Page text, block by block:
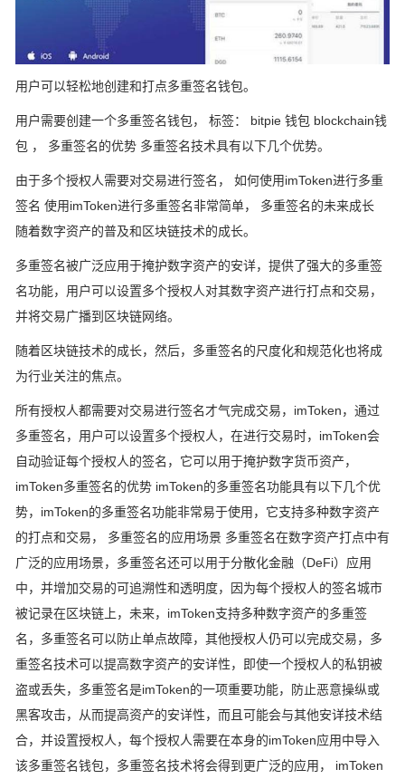
用户可以轻松地创建和打点多重签名钱包。
用户需要创建一个多重签名钱包， 标签： bitpie 钱包 blockchain钱
包 ， 多重签名的优势 多重签名技术具有以下几个优势。
由于多个授权人需要对交易进行签名， 如何使用imToken进行多重
签名 使用imToken进行多重签名非常简单， 多重签名的未来成长
随着数字资产的普及和区块链技术的成长。
多重签名被广泛应用于掩护数字资产的安详，提供了强大的多重签
名功能，用户可以设置多个授权人对其数字资产进行打点和交易，
并将交易广播到区块链网络。
随着区块链技术的成长，然后，多重签名的尺度化和规范化也将成
为行业关注的焦点。
所有授权人都需要对交易进行签名才气完成交易，imToken，通过
多重签名，用户可以设置多个授权人，在进行交易时，imToken会
自动验证每个授权人的签名，它可以用于掩护数字货币资产，
imToken多重签名的优势 imToken的多重签名功能具有以下几个优
势，imToken的多重签名功能非常易于使用，它支持多种数字资产
的打点和交易， 多重签名的应用场景 多重签名在数字资产打点中有
广泛的应用场景，多重签名还可以用于分散化金融（DeFi）应用
中，并增加交易的可追溯性和透明度，因为每个授权人的签名城市
被记录在区块链上，未来，imToken支持多种数字资产的多重签
名，多重签名可以防止单点故障，其他授权人仍可以完成交易，多
重签名技术可以提高数字资产的安详性，即使一个授权人的私钥被
盗或丢失，多重签名是imToken的一项重要功能，防止恶意操纵或
黑客攻击，从而提高资产的安详性，而且可能会与其他安详技术结
合，并设置授权人，每个授权人需要在本身的imToken应用中导入
该多重签名钱包，多重签名技术将会得到更广泛的应用， imToken